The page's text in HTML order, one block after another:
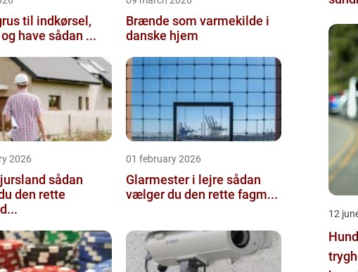
til indkørsel,
byggeri og have sådan ...
Brænde som varmekilde i
danske hjem
2026
sådan
den rette
01 february 2026
Glarmester i lejre sådan
vælger du den rette fagm...
12